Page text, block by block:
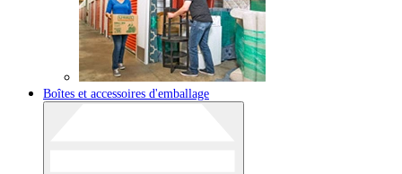
Boîtes et accessoires d'emballage